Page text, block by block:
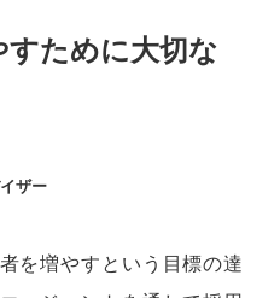
すために大切な
ザー
を増やすという目標の達